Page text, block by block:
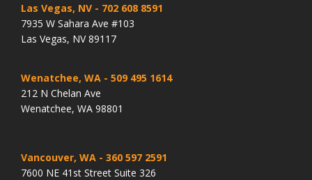
Las Vegas, NV - 702 608 8591
7935 W Sahara Ave #103
Las Vegas, NV 89117
Wenatchee, WA - 509 495 1614
212 N Chelan Ave
Wenatchee, WA 98801
Vancouver, WA - 360 597 2591
7600 NE 41st Street Suite 326